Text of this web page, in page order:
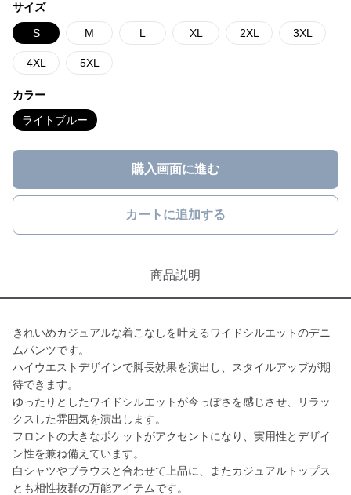
サイズ
S M L XL 2XL 3XL
4XL 5XL
カラー
ライトブルー
購入画面に進む
カートに追加する
商品説明
きれいめカジュアルな着こなしを叶えるワイドシルエットのデニ
ムパンツです。
ハイウエストデザインで脚長効果を演出し、スタイルアップが期
待できます。
ゆったりとしたワイドシルエットが今っぽさを感じさせ、リラッ
クスした雰囲気を演出します。
フロントの大きなポケットがアクセントになり、実用性とデザイ
ン性を兼ね備えています。
白シャツやブラウスと合わせて上品に、またカジュアルトップス
とも相性抜群の万能アイテムです。